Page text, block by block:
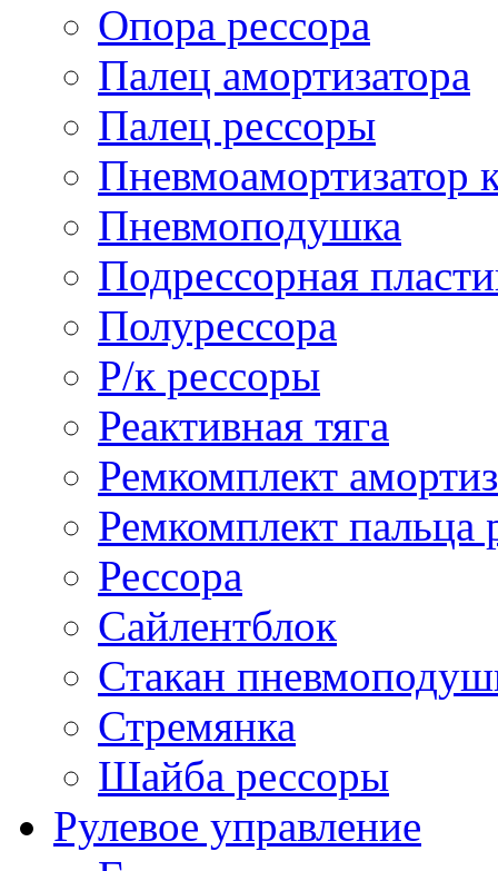
Опора рессора
Палец амортизатора
Палец рессоры
Пневмоамортизатор
Пневмоподушка
Подрессорная
Полурессора
Р/к рессоры
Реактивная тяга
Ремкомплект
Ремкомплект пальца
Рессора
Сайлентблок
Стакан
Стремянка
Шайба рессоры
Рулевое управление